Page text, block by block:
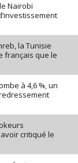
Nairobi
la Tunisie
français que le
à 4,6 %, un
critiqué le